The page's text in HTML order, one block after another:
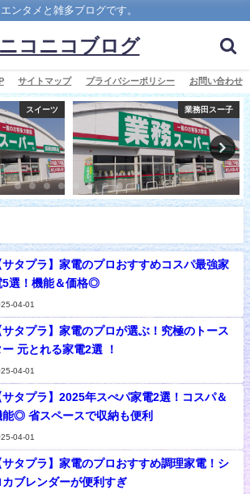
エンタメと雑多ブログです。
ニコニコブログ
サイトマップ プライバシーポリシー お問い合わせ
業務田スー子 マツコ会議
サタプラ】家電のプロおすすめコスパ最強家
5選！機能＆価格◎
04-01
サタプラ】家電のプロが選ぶ！究極のトース
ー 元とれる家電2選 ！
04-01
サタプラ】2025年スぺパ家電2選！コスパ＆
能◎ 省スペースで収納も便利
04-01
サタプラ】家電のプロおすすめ調理家電！シ
カブレンダーが便利すぎ